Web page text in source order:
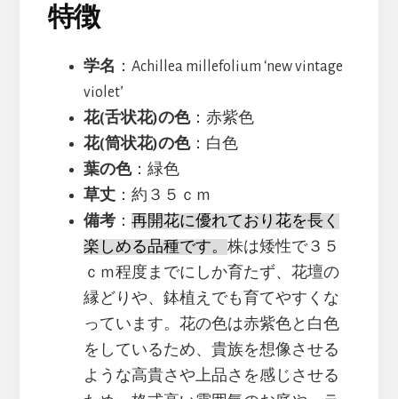
特徴
学名 ：Achillea millefolium ‘new vintage
violet’
花(舌状花)の色：赤紫色
花(筒状花)の色：白色
葉の色：緑色
草丈：約３５ｃｍ
備考： 再開花に優れており花を長く
楽しめる品種です。 株は矮性で３５
ｃｍ程度までにしか育たず、花壇の
縁どりや、鉢植えでも育てやすくな
っています。花の色は赤紫色と白色
をしているため、貴族を想像させる
ような高貴さや上品さを感じさせる